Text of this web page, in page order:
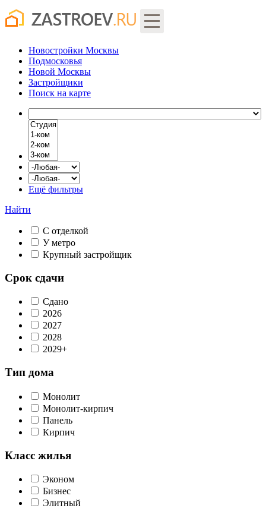
Новостройки Москвы
Подмосковья
Новой Москвы
Застройщики
Поиск на карте
Ещё фильтры
Найти
С отделкой
У метро
Крупный застройщик
Срок сдачи
Сдано
2026
2027
2028
2029+
Тип дома
Монолит
Монолит-кирпич
Панель
Кирпич
Класс жилья
Эконом
Бизнес
Элитный